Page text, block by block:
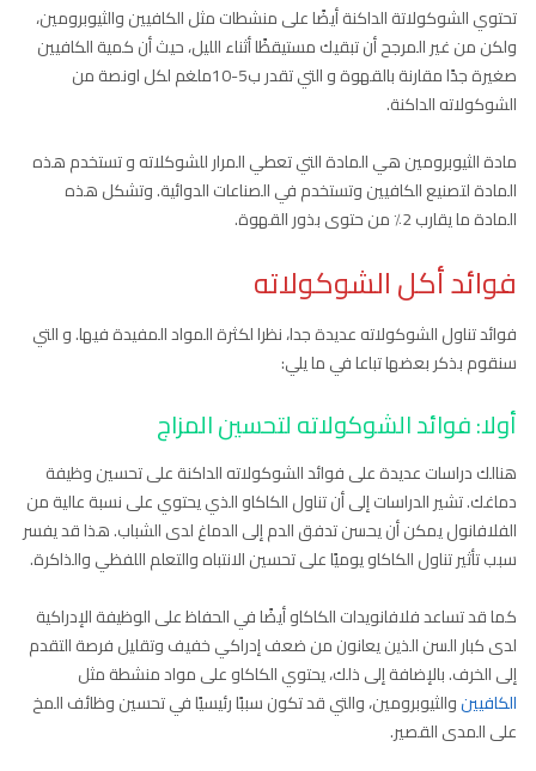
تحتوي الشوكولاتة الداكنة أيضًا على منشطات مثل الكافيين والثيوبرومين،
ولكن من غير المرجح أن تبقيك مستيقظًا أثناء الليل، حيث أن كمية الكافيين
صغيرة جدًا مقارنة بالقهوة و التي تقدر ب5-10ملغم لكل اونصة من
الشوكولاته الداكنة.
مادة الثيوبرومين هي المادة التي تعطي المرار للشوكلاته و تستخدم هذه
المادة لتصنيع الكافيين وتستخدم في الصناعات الدوائية. وتشكل هذه
المادة ما يقارب 2٪ من حتوى بذور القهوة.
فوائد أكل الشوكولاته
فوائد تناول الشوكولاته عديدة جدا، نظرا لكثرة المواد المفيدة فيها. و التي
سنقوم بذكر بعضها تباعا في ما يلي:
أولا: فوائد الشوكولاته لتحسين المزاج
هنالك دراسات عديدة على فوائد الشوكولاته الداكنة على تحسين وظيفة
دماغك. تشير الدراسات إلى أن تناول الكاكاو الذي يحتوي على نسبة عالية من
الفلافانول يمكن أن يحسن تدفق الدم إلى الدماغ لدى الشباب. هذا قد يفسر
سبب تأثير تناول الكاكاو يوميًا على تحسين الانتباه والتعلم اللفظي والذاكرة.
كما قد تساعد فلافانويدات الكاكاو أيضًا في الحفاظ على الوظيفة الإدراكية
لدى كبار السن الذين يعانون من ضعف إدراكي خفيف وتقليل فرصة التقدم
إلى الخرف. بالإضافة إلى ذلك، يحتوي الكاكاو على مواد منشطة مثل
الكافيينوالثيوبرومين، والتي قد تكون سببًا رئيسيًا في تحسين وظائف المخ
على المدى القصير.